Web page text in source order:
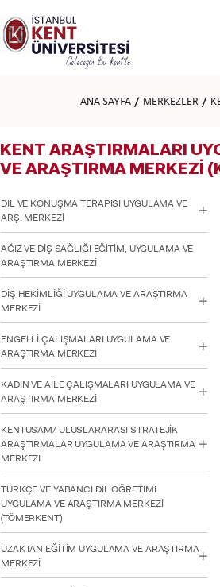
dikkat:
Bu
web
sitesini,
ekran
görme
engellilere
göre
ayarlamak
için
Control-
F11'e
basın;
Erişilebilirlik
menüsünü
açmak
Control-
F10'a
basın.
ANA SAYFA MERKEZLER
KENT ARAŞTIRMALARI
VE ARAŞTIRMA MERKEZİ
DİL VE KONUŞMA TERAPİSİ UYGULAMA VE
ARŞ. MERKEZİ
AĞIZ VE DİŞ SAĞLIĞI EĞİTİM, UYGULAMA VE
ARAŞTIRMA MERKEZİ
DİŞ HEKİMLİĞİ UYGULAMA VE ARAŞTIRMA
MERKEZİ
ENGELLİ ÇALIŞMALARI UYGULAMA VE
ARAŞTIRMA MERKEZİ
KADIN VE AİLE ÇALIŞMALARI UYGULAMA VE
ARAŞTIRMA MERKEZİ
KENTUSAM/ ULUSLARARASI STRATEJİK
ARAŞTIRMALAR UYGULAMA VE ARAŞTIRMA
MERKEZİ
TÜRKÇE VE YABANCI DİL ÖĞRETİMİ
UYGULAMA VE ARAŞTIRMA MERKEZİ
(TÖMERKENT)
UZAKTAN EĞİTİM UYGULAMA VE ARAŞTIRMA
MERKEZİ